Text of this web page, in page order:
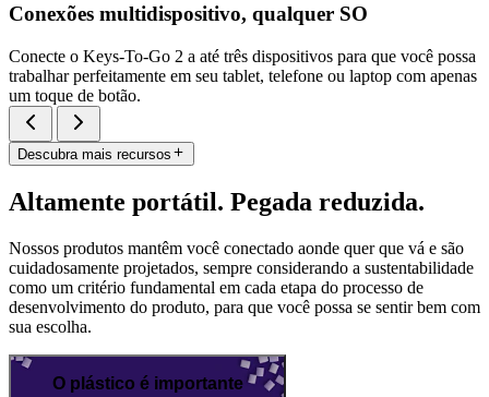
Conexões multidispositivo, qualquer SO
Conecte o Keys-To-Go 2 a até três dispositivos para que você possa
trabalhar perfeitamente em seu tablet, telefone ou laptop com apenas
um toque de botão.
Descubra mais recursos
Altamente portátil. Pegada reduzida.
Nossos produtos mantêm você conectado aonde quer que vá e são
cuidadosamente projetados, sempre considerando a sustentabilidade
como um critério fundamental em cada etapa do processo de
desenvolvimento do produto, para que você possa se sentir bem com
sua escolha.
O plástico é importante